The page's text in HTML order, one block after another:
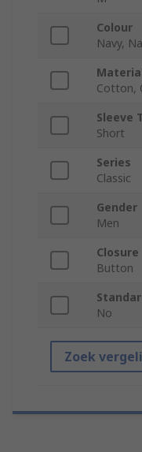
Colour
Navy,
Cotton,
Sleeve
Short
Series
Classic
Gender
Men
Button
No
Zoek